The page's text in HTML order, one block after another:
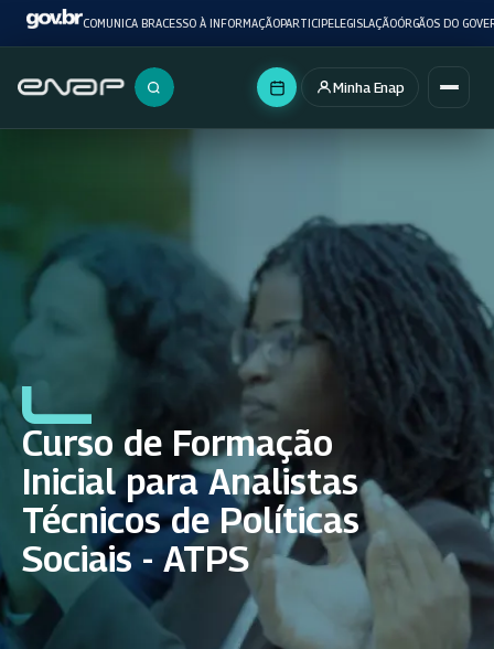
COMUNICA BRACESSO À INFORMAÇÃOPARTICIPELEGISLAÇÃOÓRGÃOS DO
Buscar no portal
Minha Enap
Curso de Formação
Inicial para Analistas
Técnicos de Políticas
Sociais - ATPS